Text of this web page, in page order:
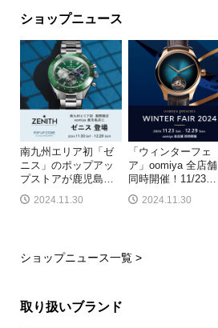
ショップニュース
南九州エリア初「ゼ
ニス」のポップアッ
プストアが鹿児島…
2024.11.30
「ウィンターフェ
ア」oomiya 全店舗
同時開催！11/23…
2024.11.30
ショップニュース一覧 >
取り扱いブランド